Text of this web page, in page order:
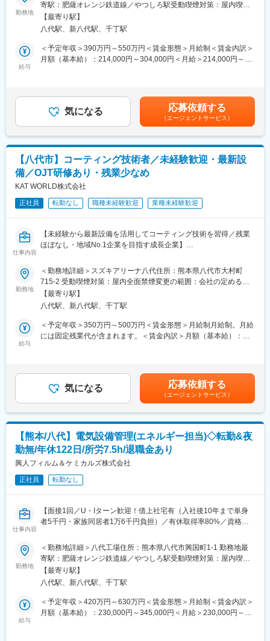
（2）ライフプラン設計・ご提案
独自に開発した専用のシミュレーションシステムで必要な保障
店時の提案内容を店舗の仲間と相談できるのも安心です。
く、お客さまやそのご家族・知人と長い関係性を築ける仕事で
す。
■チーム組織構成
少ない店舗でも4名、多い店舗では10名以上のスタッフが在籍。
空き時間を使って事例共有やロールプレイングを行うなど、常に
社員のスキルアップに取り組んでいます。
■社員の年収例
★年収1100万円／経験7年／ブロック長職／月給66万円＋賞与
変更の範囲：会社の定める業務
■業務内容：
当社八代工場にて、プラスチックフィルム機械設備の保全業務を
お任せします。別部門の電気計装保全担当や製造部門と連携しな
がら業務を行います。
※夜間・休日対応は月1~2回程度発生する可能性があります。
■充実した福利厚生
・借上社宅制度：入社後10年まで、単身者は月額5,000円（家賃5
万円まで）、家族同居者は月額1万6,000円（家賃8万円まで）
・退職金制度：職務等級、勤続年数、職位等によるポイント上乗
せ制度です。※モデルケースで1500万円程度
・有給：最高付与日数20日／有給取得率80%
■当社の魅力
◎当社はカップラーメンの包装、レトルト食品のパウチ、洗剤や
シャンプーの詰め替え容器など私たちの生活に密接に関わる製品
◎技術力と品質の高さが評価され、国内外の大手企業との安定し
た取引実績があります。海外大手企業からの引き合いも増加中
で、韓国・中国を中心とした海外市場へのシェア拡大を目指し、
※主要取引先：花王株式会社、大日本印刷株式会社、東洋水産株式
勤務地
寄駅：肥薩オレンジ鉄道線／やつしろ駅受動喫煙対策：屋内喫煙
可能場所あり変更の範囲：会社の定める事業所
【最寄り駅】
八代駅、新八代駅、千丁駅
給与
＜予定年収＞390万円～550万円＜賃金形態＞月給制＜賃金内訳＞
月額（基本給）：214,000円～304,000円＜月給＞214,000円～
であり、選考を通じて上下する可能性があります。月給(月額)は固
定手当を含めた表記です。
気になる 応募依頼する
（エージェントサービス）
【八代市】コーティング技術者／未経験歓迎・最新設
備／OJT研修あり・残業少なめ
KAT WORLD株式会社
正社員 転勤なし 職種未経験歓迎 業種未経験歓迎
仕事内容
【未経験から最新設備を活用してコーティング技術を習得／残業
ほぼなし・地域No.1企業を目指す成長企業】
■業務概要
当社スズキアリーナ八代にて、KeePerコーティングのプロショッ
プにおいて、お客様の大切な車の美観を守るコーティング施工や
洗車業務を担当していただきます。未経験からでもプロの施工技
術を身につけられる環境で、専門職としてキャリアをスタートで
きるポジションです。
ックなどを行います。お客様への仕上がり説明やアフターケアの
ご案内も重要な業務となります。入社後は1～6ヶ月のOJT研修が
あり、実務を通じて基礎から高度な技術まで段階的に習得可能で
■扱うサービス
KeePerコーティングを中心に、さまざまな車の美装サービスを提
供しています。
■組織構成
従業員数56名、平均年齢29歳。中途入社や未経験スタートのスタ
ッフも多く、協力し合いながら成長できる職場です。
■業務の魅力
でも安心して技術力を高められます。手に職をつけてプロを目指
せます。
■教育体制
個々に応じた指導が受けられます。
勤務地
＜勤務地詳細＞スズキアリーナ八代住所：熊本県八代市大村町
715-2 受動喫煙対策：屋内全面禁煙変更の範囲：会社の定める事
業所
【最寄り駅】
八代駅、新八代駅、千丁駅
給与
＜予定年収＞350万円～500万円＜賃金形態＞月給制月給制。月給
には固定残業代が含まれます。＜賃金内訳＞月額（基本給）：
残業手当＞有＜給与補足＞■上記は想定年収です■賞与実績:3～4か
月分／年2回(前年度実績)賃金はあくまでも目安の金額であり、選
考を通じて上下する可能性があります。月給(月額)は固定手当を含
めた表記です。
気になる 応募依頼する
（エージェントサービス）
【熊本/八代】電気設備管理(エネルギー担当)◇転勤&夜
勤無/年休122日/所労7.5h/退職金あり
興人フィルム＆ケミカルズ株式会社
正社員 転勤なし
仕事内容
【面接1回／U・Iターン歓迎！借上社宅有（入社後10年まで単身
者5千円・家族同居者1万6千円負担）／有休取得率80%／資格取
ムメーカー／大手企業との安定した取引実績◎】
■業務内容
当社八代工場にて、電気設備に関する保安・保守・保全及び当社
生産活動に関連する業務をご担当いただきます。まずは電気設備
に関する業務からお任せし、徐々にユーティリティ監視業務もお
任せします。
勤務地
＜勤務地詳細＞八代工場住所：熊本県八代市興国町1-1 勤務地最
寄駅：肥薩オレンジ鉄道線／やつしろ駅受動喫煙対策：屋内喫煙
可能場所あり変更の範囲：会社の定める事業所
【最寄り駅】
八代駅、新八代駅、千丁駅
給与
＜予定年収＞420万円～630万円＜賃金形態＞月給制＜賃金内訳＞
月額（基本給）：230,000円～345,000円＜月給＞230,000円～